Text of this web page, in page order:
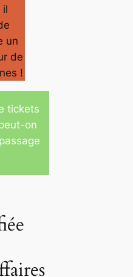
il
un
de
!
tickets
on